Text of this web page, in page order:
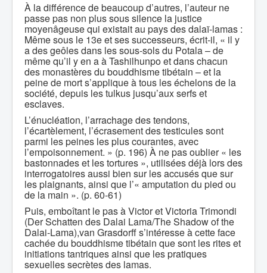
À la différence de beaucoup d’autres, l’auteur ne
passe pas non plus sous silence la justice
moyenâgeuse qui existait au pays des dalaï-lamas :
Même sous le 13e et ses successeurs, écrit-il, « il y
a des geôles dans les sous-sols du Potala – de
même qu’il y en a à Tashilhunpo et dans chacun
des monastères du bouddhisme tibétain – et la
peine de mort s’applique à tous les échelons de la
société, depuis les tulkus jusqu’aux serfs et
esclaves.
L’énucléation, l’arrachage des tendons,
l’écartèlement, l’écrasement des testicules sont
parmi les peines les plus courantes, avec
l’empoisonnement. » (p. 196) À ne pas oublier « les
bastonnades et les tortures », utilisées déjà lors des
interrogatoires aussi bien sur les accusés que sur
les plaignants, ainsi que l’« amputation du pied ou
de la main ». (p. 60-61)
Puis, emboîtant le pas à Victor et Victoria Trimondi
(Der Schatten des Dalai Lama/The Shadow of the
Dalai-Lama),van Grasdorff s’intéresse à cette face
cachée du bouddhisme tibétain que sont les rites et
initiations tantriques ainsi que les pratiques
sexuelles secrètes des lamas.